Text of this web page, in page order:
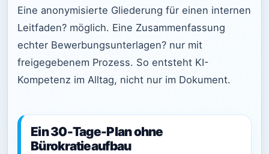
Eine anonymisierte Gliederung für einen internen
Leitfaden? möglich. Eine Zusammenfassung
echter Bewerbungsunterlagen? nur mit
freigegebenem Prozess. So entsteht KI-
Kompetenz im Alltag, nicht nur im Dokument.
Ein 30-Tage-Plan ohne
Bürokratieaufbau